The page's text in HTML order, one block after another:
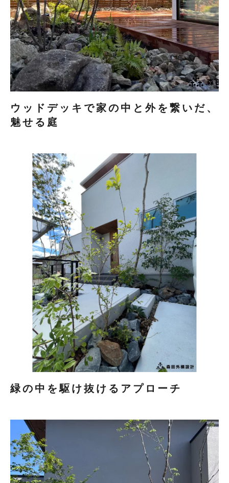
ウッドデッキで家の中と外を繋いだ、
魅せる庭
緑の中を駆け抜けるアプローチ